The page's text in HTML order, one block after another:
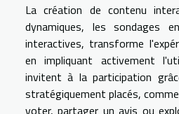
La création de contenu
dynamiques, les sondages
interactives, transforme
en impliquant activement
invitent à la participation
stratégiquement placés,
voter, partager un avis ou